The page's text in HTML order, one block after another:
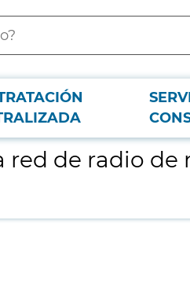
Canal de Isabel II, S.A.
de radio de